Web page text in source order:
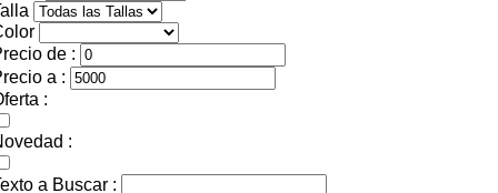
de :
a :
:
:
a Buscar :